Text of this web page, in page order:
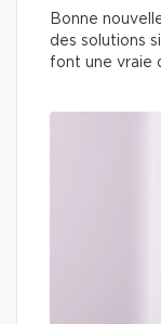
Bonne
des solutions
font une vraie